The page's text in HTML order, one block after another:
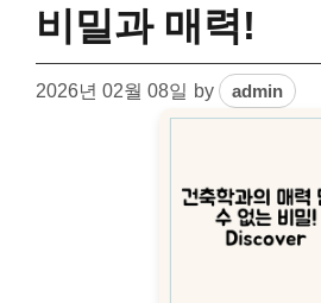
비밀과 매력!
2026년 02월 08일 by admin